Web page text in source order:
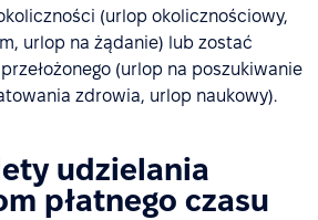
(urlop okolicznościowy,
urlop na żądanie) lub zostać
(urlop na poszukiwanie
zdrowia, urlop naukowy).
udzielania
płatnego czasu